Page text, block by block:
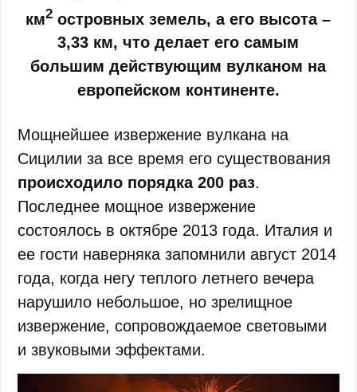
км2 островных земель, а его высота –
3,33 км, что делает его самым
большим действующим вулканом на
европейском континенте.
Мощнейшее извержение вулкана на
Сицилии за все время его существования
происходило порядка 200 раз.
Последнее мощное извержение
состоялось в октябре 2013 года. Италия и
ее гости наверняка запомнили август 2014
года, когда негу теплого летнего вечера
нарушило небольшое, но зрелищное
извержение, сопровождаемое световыми
и звуковыми эффектами.